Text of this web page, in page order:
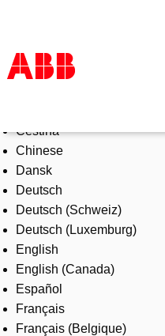
Products & Solutions
Industries
Services
About us
Where to buy
Contact us
Careers
Čeština
Chinese
Dansk
Deutsch
Deutsch (Schweiz)
Deutsch (Luxemburg)
English
English (Canada)
Español
Français
Français (Belgique)